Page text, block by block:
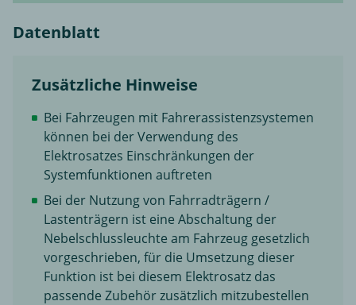
Datenblatt
Zusätzliche Hinweise
Bei Fahrzeugen mit Fahrerassistenzsystemen
können bei der Verwendung des
Elektrosatzes Einschränkungen der
Systemfunktionen auftreten
Bei der Nutzung von Fahrradträgern /
Lastenträgern ist eine Abschaltung der
Nebelschlussleuchte am Fahrzeug gesetzlich
vorgeschrieben, für die Umsetzung dieser
Funktion ist bei diesem Elektrosatz das
passende Zubehör zusätzlich mitzubestellen